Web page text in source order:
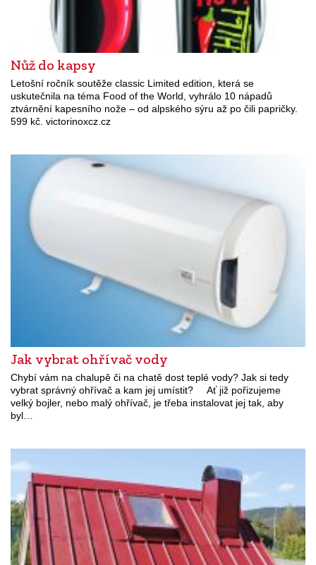
Nůž do kapsy
Letošní ročník soutěže classic Limited edition, která se
uskutečnila na téma Food of the World, vyhrálo 10 nápadů
ztvárnění kapesního nože – od alpského sýru až po čili papričky.
599 kč. victorinoxcz.cz
Jak vybrat ohřívač vody
Chybí vám na chalupě či na chatě dost teplé vody? Jak si tedy
vybrat správný ohřívač a kam jej umístit? Ať již pořizujeme
velký bojler, nebo malý ohřívač, je třeba instalovat jej tak, aby
byl…